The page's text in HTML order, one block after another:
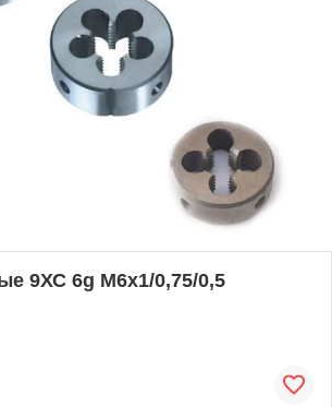
9ХС 6g M6x1/0,75/0,5